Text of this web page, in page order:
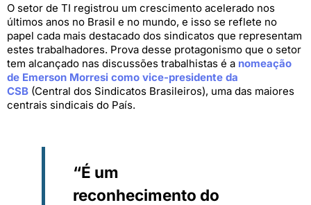
O setor de TI registrou um crescimento acelerado nos
últimos anos no Brasil e no mundo, e isso se reflete no
papel cada mais destacado dos sindicatos que representam
estes trabalhadores. Prova desse protagonismo que o setor
tem alcançado nas discussões trabalhistas é a nomeação
de Emerson Morresi como vice-presidente da
CSB (Central dos Sindicatos Brasileiros), uma das maiores
centrais sindicais do País.
“É um
reconhecimento do